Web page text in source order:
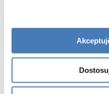
Rysunek techniczny miska Yuzu
Miski
eleganckim wyglądem. Ich
wydaje się większa i bardziej